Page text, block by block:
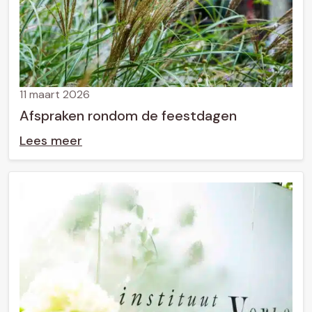
Afspraken rondom de feestdagen
11 maart 2026
Lees meer